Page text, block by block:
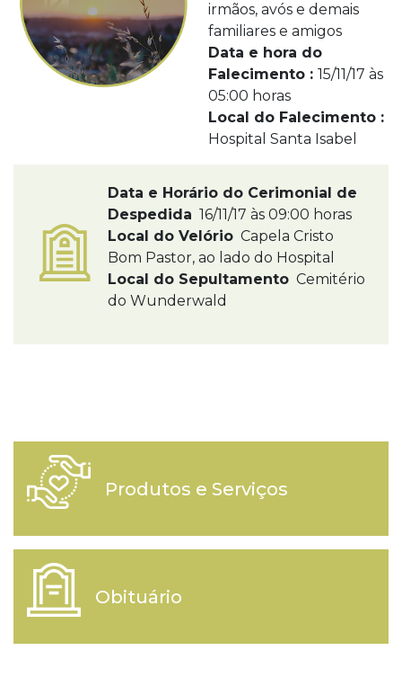
irmãos, avós e demais
familiares e amigos
Data e hora do
Falecimento : 15/11/17 às
05:00 horas
Local do Falecimento :
Hospital Santa Isabel
Data e Horário do Cerimonial de
Despedida 16/11/17 às 09:00 horas
Local do Velório Capela Cristo
Bom Pastor, ao lado do Hospital
Local do Sepultamento Cemitério
do Wunderwald
Produtos e Serviços
Obituário